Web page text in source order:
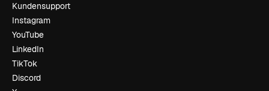
Kundensupport
Instagram
YouTube
LinkedIn
TikTok
Discord